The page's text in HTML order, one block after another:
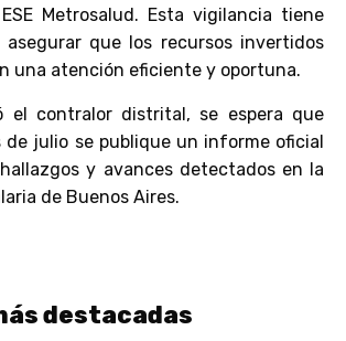
Metrosalud. Esta vigilancia tiene
asegurar que los recursos invertidos
una atención eficiente y oportuna.
el contralor distrital, se espera que
de julio se publique un informe oficial
y avances detectados en la
de Buenos Aires.
destacadas